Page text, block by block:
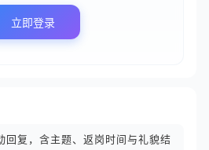
立即登录
回复，含主题、返岗时间与礼貌结